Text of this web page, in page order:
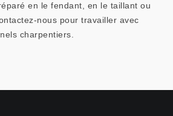
en le fendant, en le taillant ou
nous pour travailler avec
charpentiers.